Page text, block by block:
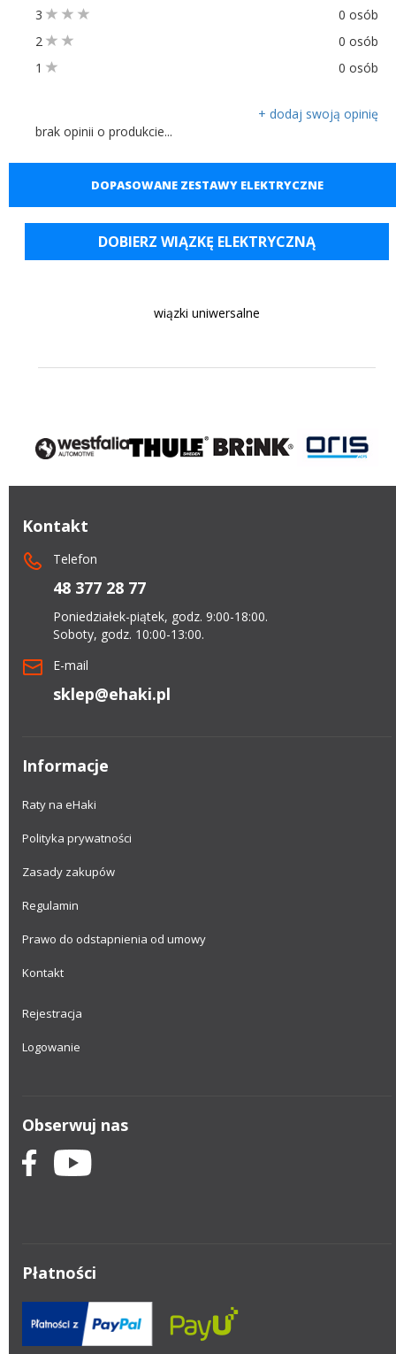
3
0 osób
2
0 osób
1
0 osób
+ dodaj swoją opinię
brak opinii o produkcie...
DOPASOWANE ZESTAWY ELEKTRYCZNE
DOBIERZ WIĄZKĘ ELEKTRYCZNĄ
wiązki uniwersalne
Kontakt
Telefon
48 377 28 77
Poniedziałek-piątek, godz. 9:00-18:00.
Soboty, godz. 10:00-13:00.
E-mail
sklep@ehaki.pl
Informacje
Raty na eHaki
Polityka prywatności
Zasady zakupów
Regulamin
Prawo do odstapnienia od umowy
Kontakt
Rejestracja
Logowanie
Obserwuj nas
Płatności